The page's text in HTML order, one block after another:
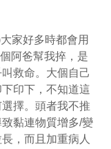
家好多時都會用
阿爸幫我捽，是
救命。大個自己
印下，不知道這
擇。頭者我不推
黏連物質增多/變
，而且加重病人